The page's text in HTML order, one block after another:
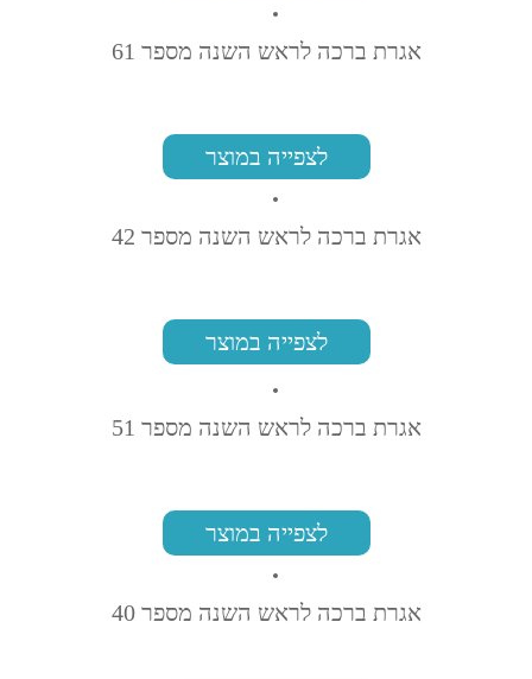
אגרת ברכה לראש השנה מספר 61
לצפייה במוצר
אגרת ברכה לראש השנה מספר 42
לצפייה במוצר
אגרת ברכה לראש השנה מספר 51
לצפייה במוצר
אגרת ברכה לראש השנה מספר 40